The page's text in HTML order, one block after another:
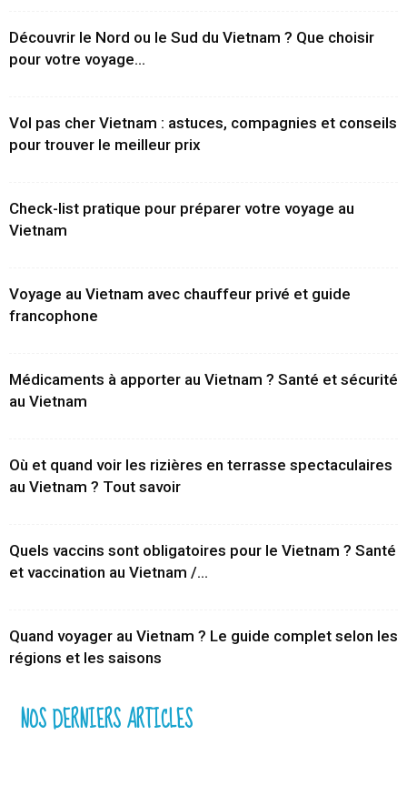
Découvrir le Nord ou le Sud du Vietnam ? Que choisir
pour votre voyage...
Vol pas cher Vietnam : astuces, compagnies et conseils
pour trouver le meilleur prix
Check-list pratique pour préparer votre voyage au
Vietnam
Voyage au Vietnam avec chauffeur privé et guide
francophone
Médicaments à apporter au Vietnam ? Santé et sécurité
au Vietnam
Où et quand voir les rizières en terrasse spectaculaires
au Vietnam ? Tout savoir
Quels vaccins sont obligatoires pour le Vietnam ? Santé
et vaccination au Vietnam /...
Quand voyager au Vietnam ? Le guide complet selon les
régions et les saisons
NOS DERNIERS ARTICLES